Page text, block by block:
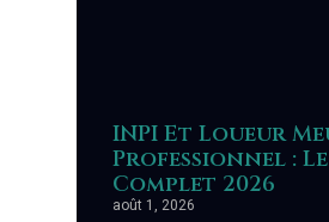
INPI Et Loueur
Professionnel :
Complet 2026
août 1, 2026